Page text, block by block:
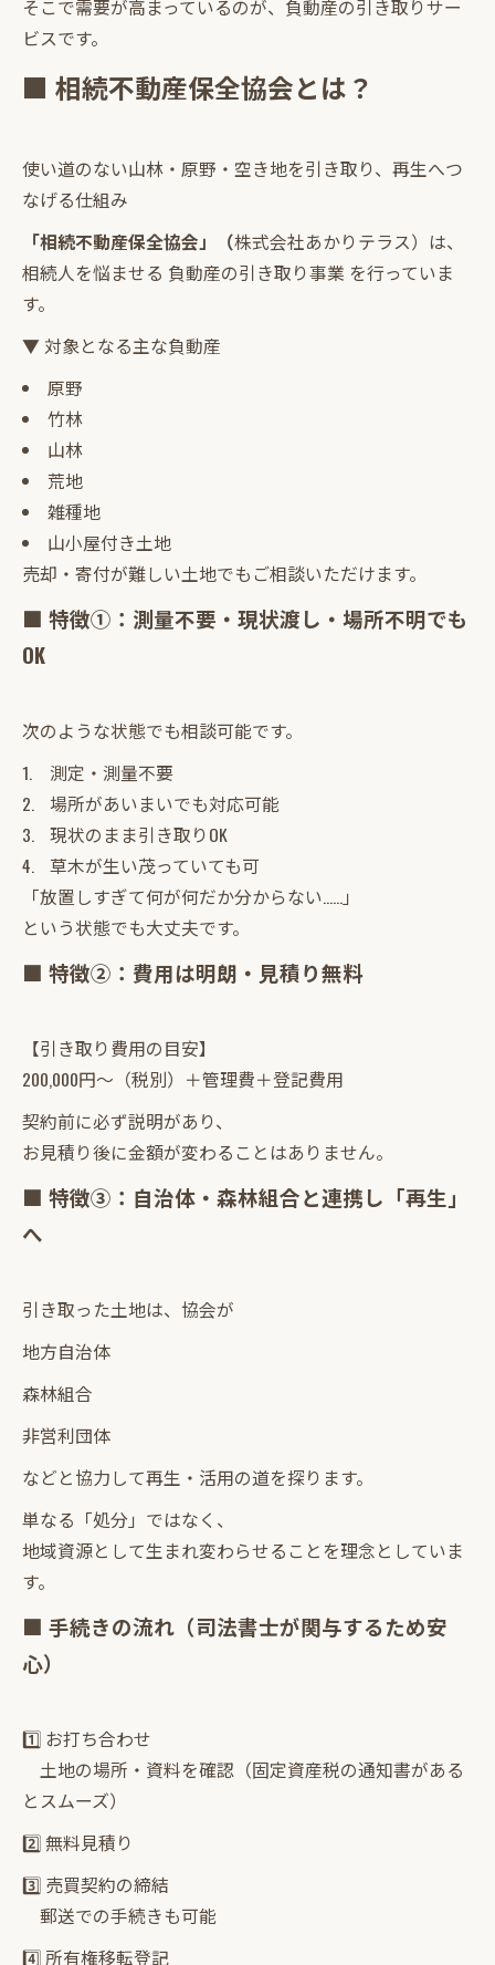
そこで需要が高まっているのが、負動産の引き取りサー
ビスです。
■ 相続不動産保全協会とは？
使い道のない山林・原野・空き地を引き取り、再生へつ
なげる仕組み
「相続不動産保全協会」（株式会社あかりテラス）は、
相続人を悩ませる 負動産の引き取り事業 を行っていま
す。
▼ 対象となる主な負動産
原野
竹林
山林
荒地
雑種地
山小屋付き土地
売却・寄付が難しい土地でもご相談いただけます。
■ 特徴①：測量不要・現状渡し・場所不明でも
OK
次のような状態でも相談可能です。
測定・測量不要
場所があいまいでも対応可能
現状のまま引き取りOK
草木が生い茂っていても可
「放置しすぎて何が何だか分からない……」
という状態でも大丈夫です。
■ 特徴②：費用は明朗・見積り無料
【引き取り費用の目安】
200,000円〜（税別）＋管理費＋登記費用
契約前に必ず説明があり、
お見積り後に金額が変わることはありません。
■ 特徴③：自治体・森林組合と連携し「再生」
へ
引き取った土地は、協会が
地方自治体
森林組合
非営利団体
などと協力して再生・活用の道を探ります。
単なる「処分」ではなく、
地域資源として生まれ変わらせることを理念としていま
す。
■ 手続きの流れ（司法書士が関与するため安
心）
1️⃣ お打ち合わせ
土地の場所・資料を確認（固定資産税の通知書がある
とスムーズ）
2️⃣ 無料見積り
3️⃣ 売買契約の締結
郵送での手続きも可能
4️⃣ 所有権移転登記